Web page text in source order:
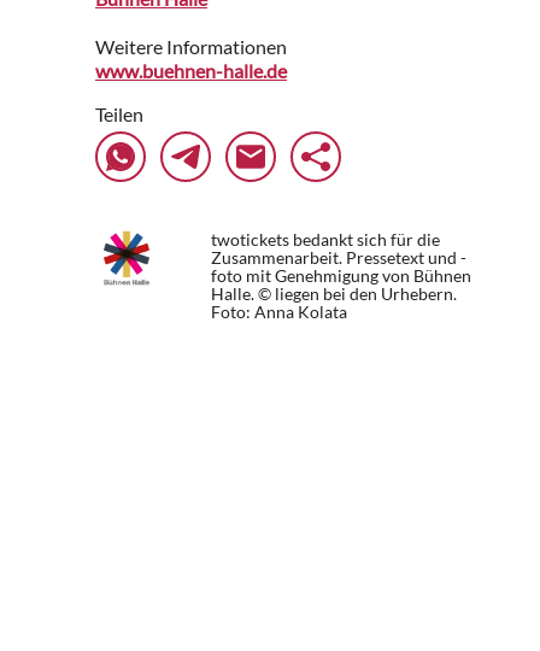
Weitere Informationen
www.buehnen-halle.de
Teilen
twotickets bedankt sich für die
Zusammenarbeit. Pressetext und -
foto mit Genehmigung von Bühnen
Halle. © liegen bei den Urhebern.
Foto: Anna Kolata